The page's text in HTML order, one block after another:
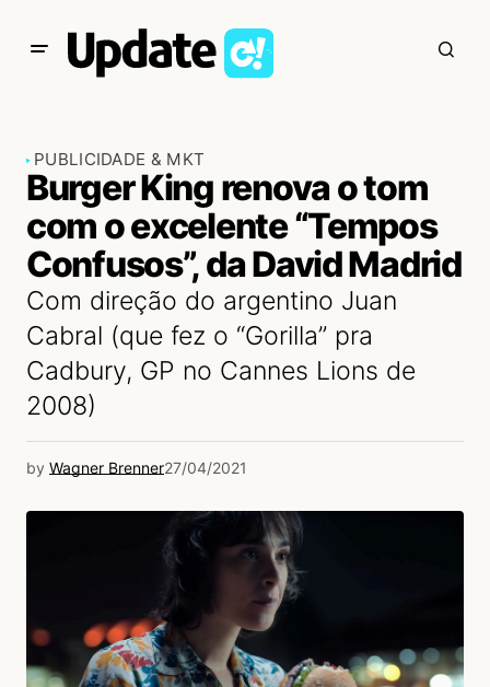
PUBLICIDADE & MKT
Burger King renova o tom
com o excelente “Tempos
Confusos”, da David Madrid
Com direção do argentino Juan
Cabral (que fez o “Gorilla” pra
Cadbury, GP no Cannes Lions de
2008)
by Wagner Brenner27/04/2021